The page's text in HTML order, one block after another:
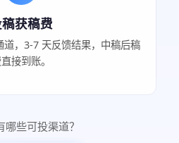
获稿费
，3-7 天反馈结果，中稿后稿
接到账。
哪些可投渠道？